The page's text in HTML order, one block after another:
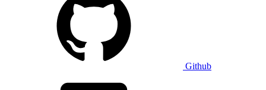
Github